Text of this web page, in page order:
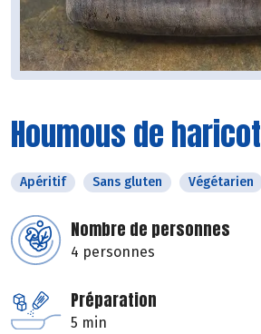
Houmous de
Apéritif Sans gluten Végétarien
Nombre de personnes
4 personnes
Préparation
5 min